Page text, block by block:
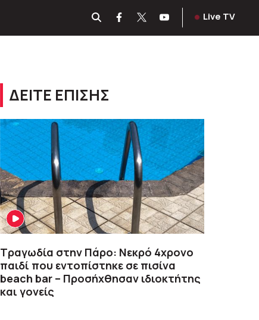
Live TV
ΔΕΙΤΕ ΕΠΙΣΗΣ
Τραγωδία στην Πάρο: Νεκρό 4χρονο
παιδί που εντοπίστηκε σε πισίνα
beach bar – Προσήχθησαν ιδιοκτήτης
και γονείς